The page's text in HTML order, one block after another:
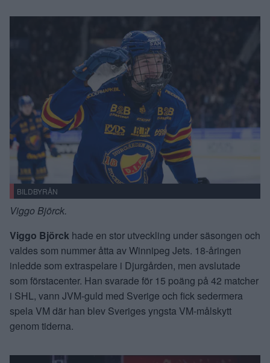
BILDBYRÅN
Viggo Björck.
Viggo Björck hade en stor utveckling under säsongen och
valdes som nummer åtta av Winnipeg Jets. 18-åringen
inledde som extraspelare i Djurgården, men avslutade
som förstacenter. Han svarade för 15 poäng på 42 matcher
i SHL, vann JVM-guld med Sverige och fick sedermera
spela VM där han blev Sveriges yngsta VM-målskytt
genom tiderna.